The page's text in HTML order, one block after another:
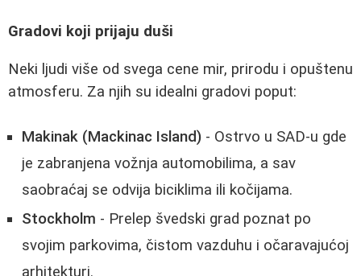
Gradovi koji prijaju duši
Neki ljudi više od svega cene mir, prirodu i opuštenu
atmosferu. Za njih su idealni gradovi poput:
Makinak (Mackinac Island) - Ostrvo u SAD-u gde
je zabranjena vožnja automobilima, a sav
saobraćaj se odvija biciklima ili kočijama.
Stockholm - Prelep švedski grad poznat po
svojim parkovima, čistom vazduhu i očaravajućoj
arhitekturi.